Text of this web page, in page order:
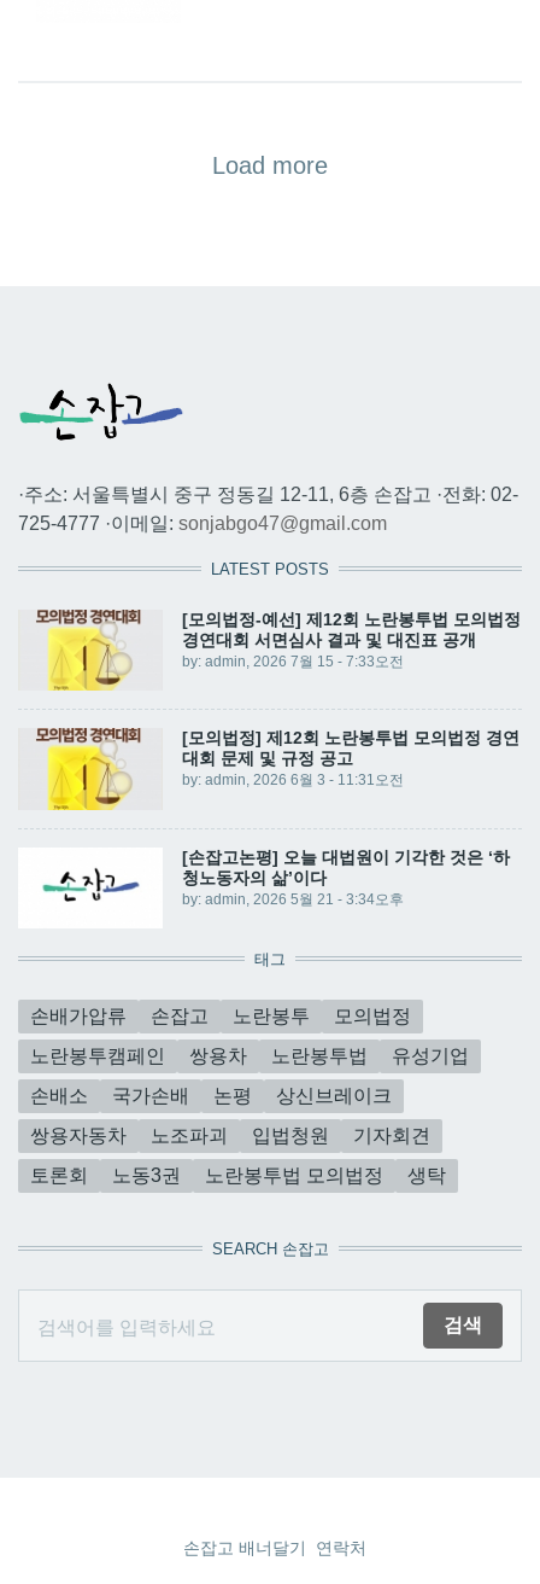
Load more
·주소: 서울특별시 중구 정동길 12-11, 6층 손잡고 ·전화: 02-
725-4777 ·이메일: sonjabgo47@gmail.com
LATEST POSTS
[모의법정-예선] 제12회 노란봉투법 모의법정
경연대회 서면심사 결과 및 대진표 공개
by: admin , 2026 7월 15 - 7:33오전
[모의법정] 제12회 노란봉투법 모의법정 경연
대회 문제 및 규정 공고
by: admin, 2026 6월 3 - 11:31오전
[손잡고논평] 오늘 대법원이 기각한 것은 ‘하
청노동자의 삶’이다
by: admin, 2026 5월 21 - 3:34오후
태그
손배가압류 손잡고 노란봉투
모의법정
노란봉투캠페인
쌍용차 노란봉투법
유성기업
손배소
국가손배 논평
상신브레이크
쌍용자동차
노조파괴 입법청원
기자회견
토론회
노동3권 노란봉투법 모의법정 생탁
SEARCH 손잡고
손잡고 배너달기 연락처